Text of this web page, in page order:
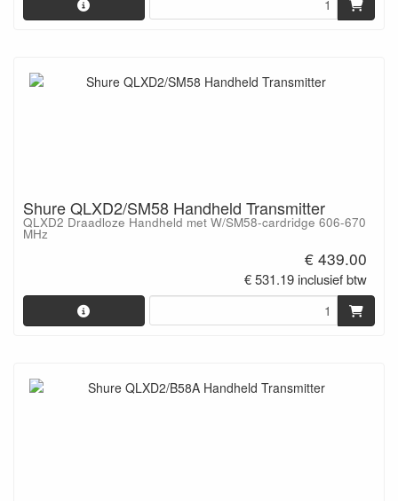
Shure QLXD2/SM58 Handheld Transmitter
QLXD2 Draadloze Handheld met W/SM58-cardridge 606-670
MHz
€ 439.00
€ 531.19 inclusief btw